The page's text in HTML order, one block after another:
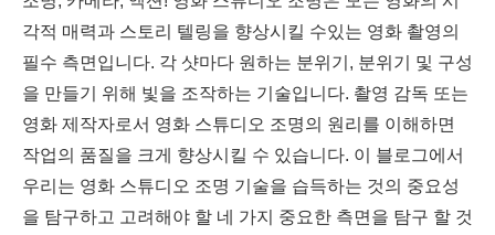
각적 매력과 스토리 텔링을 향상시킬 수있는 영화 촬영의
필수 측면입니다. 각 샷마다 원하는 분위기, 분위기 및 구성
을 만들기 위해 빛을 조작하는 기술입니다. 촬영 감독 또는
영화 제작자로서 영화 스튜디오 조명의 원리를 이해하면
작업의 품질을 크게 향상시킬 수 있습니다. 이 블로그에서
우리는 영화 스튜디오 조명 기술을 습득하는 것의 중요성
을 탐구하고 고려해야 할 네 가지 중요한 측면을 탐구 할 것